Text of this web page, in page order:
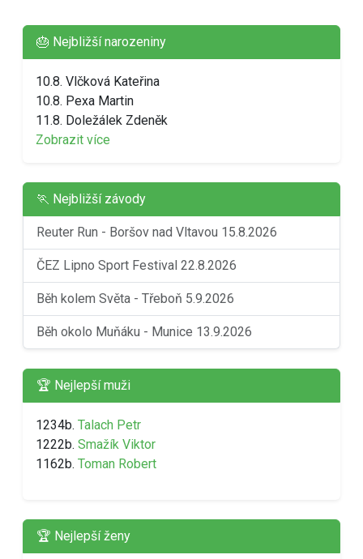
🎂 Nejbližší narozeniny
10.8. Vlčková Kateřina
10.8. Pexa Martin
11.8. Doležálek Zdeněk
Zobrazit více
🏃 Nejbližší závody
Reuter Run - Boršov nad Vltavou 15.8.2026
ČEZ Lipno Sport Festival 22.8.2026
Běh kolem Světa - Třeboň 5.9.2026
Běh okolo Muňáku - Munice 13.9.2026
🏆 Nejlepší muži
1234b. Talach Petr
1222b. Smažík Viktor
1162b. Toman Robert
🏆 Nejlepší ženy